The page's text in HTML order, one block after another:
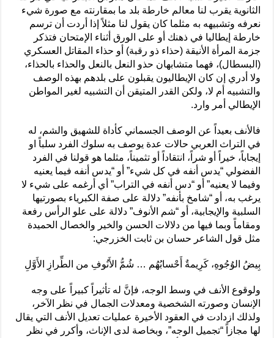
الثانوية يقرب لنا معالم خارطة بلد ما بمقارنته مع صورة شيء
نعرفه وتشبيهه به مثلما كان يقول لنا مثلاً إذا أردت أن ترسم
خارطة إيطاليا في ذهنك أو على الورق أثناء الإمتحان فتذكر
جزمة المرأة الأنيقة (حذاء ذو رقبة) أو حذاء المقاتل العسكري
(البسطال)، فهما متشابهان حذو النعل بالنعل والحذاء بالحذاء،
ولا أدري إن كان الإيطاليون يقبلون على بلدهم بهذه الوصف
والتشبيه أم لا، ولكن القدر المتيقن أن التشبيه لغير المواطن
الإيطالي أمر وارد.
فالأنف بعيداً عن الوصف الجسماني كأداة للشهيق والشم، له
في التراث العربي حالات عدة يوصف به سلوك الفرد سلباً او
إيجاباً، خيراً أو شراً، انتقاداً أو تثميناً، مثلما هو قولنا في الفرد
الفضولي “يدس أنفه في كل شيء” أو “يدس أنفه فيما يعنيه
وفيما لا يعنيه” أو “دس أنفه في التراب” أي أرغمه على شيء لا
يرغب به، أو “شامخ بأنفه” دلالة على صفة الكبرياء بصورتيها
السلبية والإيجابية، أو “شم الأنوف” دلالة على علو الرأس رفعة
ومقاماً وبما فيها من دلالات الحسن والخير والخصال الحميدة
مثل قول الشاعر حسان بن ثابت الخزرجي:
بِيضُ الوُجُوهِ، كَرِيمةٌ أَحْسابُهُم … شُمُّ الأَنُوفِ من الطِّرازِ الأَوَّلِ
ولوقوع الأنف في وسط الوجه، فإنَّ له تأثيراً كبيراً على وجه
الإنسان وصورته الشخصية ومعدلات الجمال في نظر الآخر،
ولذلك ازدادت في العقود الأخيرة عمليات تعديل الأنف التي يقال
لها مجازاً “تجميل الوجه”، وبخاصة لدى الإناث، وأكرر في نظر